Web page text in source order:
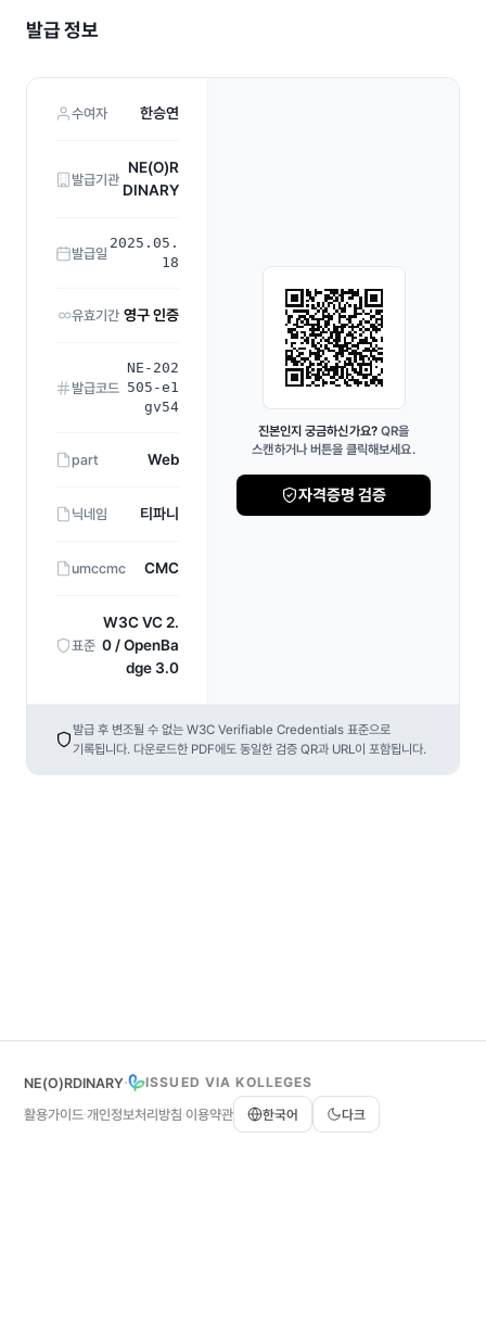
발급 정보
수여자 한승연
발급기관
NE(O)R
DINARY
발급일
2025.05.
18
유효기간 영구 인증
발급코드
NE-202
505-e1
gv54
part Web
닉네임 티파니
umccmc CMC
표준
W3C VC 2.
0 / OpenBa
dge 3.0
진본인지 궁금하신가요? QR을
스캔하거나 버튼을 클릭해보세요.
자격증명 검증
발급 후 변조될 수 없는 W3C Verifiable Credentials 표준으로
기록됩니다. 다운로드한 PDF에도 동일한 검증 QR과 URL이 포함됩니다.
NE(O)RDINARY·
ISSUED VIA KOLLEGES
활용가이드·개인정보처리방침·이용약관 한국어 다크